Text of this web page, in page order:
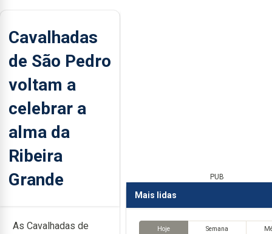
Cavalhadas
de São Pedro
voltam a
celebrar a
alma da
Ribeira
Grande
As Cavalhadas de
PUB
Mais lidas
Hoje Semana